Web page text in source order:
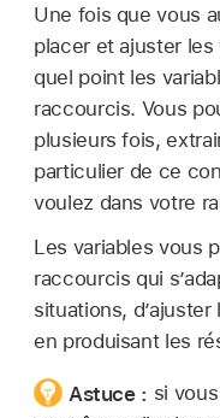
Une fois que vous
placer et ajuster
quel point les
raccourcis. Vous
plusieurs fois,
particulier de ce
voulez dans votre
Les variables vous
raccourcis qui
situations,
en produisant les
Astuce : si